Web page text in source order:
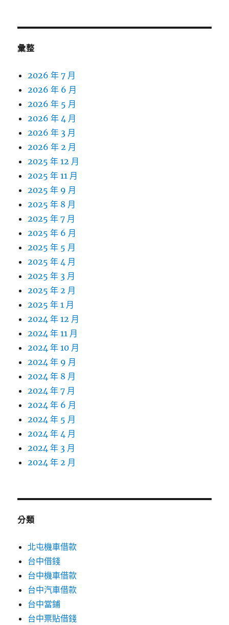
彙整
2026 年 7 月
2026 年 6 月
2026 年 5 月
2026 年 4 月
2026 年 3 月
2026 年 2 月
2025 年 12 月
2025 年 11 月
2025 年 9 月
2025 年 8 月
2025 年 7 月
2025 年 6 月
2025 年 5 月
2025 年 4 月
2025 年 3 月
2025 年 2 月
2025 年 1 月
2024 年 12 月
2024 年 11 月
2024 年 10 月
2024 年 9 月
2024 年 8 月
2024 年 7 月
2024 年 6 月
2024 年 5 月
2024 年 4 月
2024 年 3 月
2024 年 2 月
分類
北屯機車借款
台中借錢
台中機車借款
台中汽車借款
台中當鋪
台中票貼借錢